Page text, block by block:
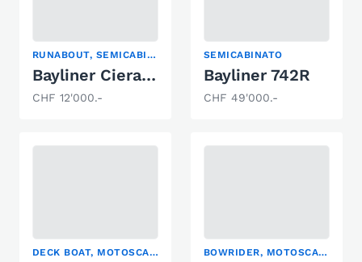
RUNABOUT, SEMICABINATO, YACHT A MOTORE
Bayliner Ciera 2255
CHF 12'000.-
SEMICABINATO
Bayliner 742R
CHF 49'000.-
DECK BOAT, MOTOSCAFO BOWRIDER, MOTOSCAFO